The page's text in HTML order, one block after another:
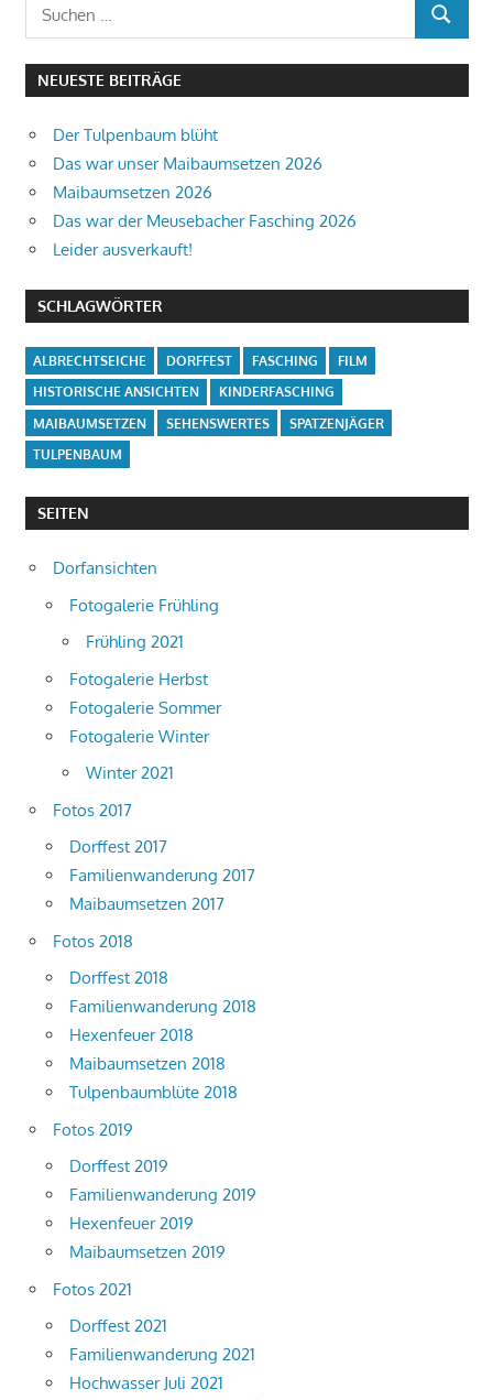
SUCHEN
NEUESTE BEITRÄGE
Der Tulpenbaum blüht
Das war unser Maibaumsetzen 2026
Maibaumsetzen 2026
Das war der Meusebacher Fasching 2026
Leider ausverkauft!
SCHLAGWÖRTER
ALBRECHTSEICHE DORFFEST FASCHING
FILM
HISTORISCHE ANSICHTEN
KINDERFASCHING
MAIBAUMSETZEN
SEHENSWERTES
SPATZENJÄGER
TULPENBAUM
SEITEN
Dorfansichten
Fotogalerie Frühling
Frühling 2021
Fotogalerie Herbst
Fotogalerie Sommer
Fotogalerie Winter
Winter 2021
Fotos 2017
Dorffest 2017
Familienwanderung 2017
Maibaumsetzen 2017
Fotos 2018
Dorffest 2018
Familienwanderung 2018
Hexenfeuer 2018
Maibaumsetzen 2018
Tulpenbaumblüte 2018
Fotos 2019
Dorffest 2019
Familienwanderung 2019
Hexenfeuer 2019
Maibaumsetzen 2019
Fotos 2021
Dorffest 2021
Familienwanderung 2021
Hochwasser Juli 2021